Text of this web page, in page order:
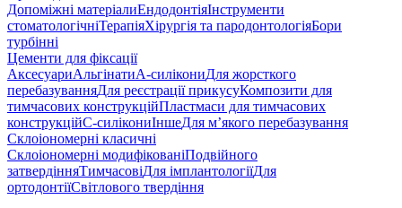
Допоміжні матеріалиЕндодонтіяІнструменти
стоматологічніТерапіяХірургія та пародонтологіяБори
турбінні
Цементи для фіксації
АксесуариАльгінатиА-силікониДля жорсткого
перебазуванняДля реєстрації прикусуКомпозити для
тимчасових конструкційПластмаси для тимчасових
конструкційС-силікониІншеДля м’якого перебазування
Склоіономерні класичні
Склоіономерні модифікованіПодвійного
затвердінняТимчасовіДля імплантологіїДля
ортодонтіїСвітлового твердіння